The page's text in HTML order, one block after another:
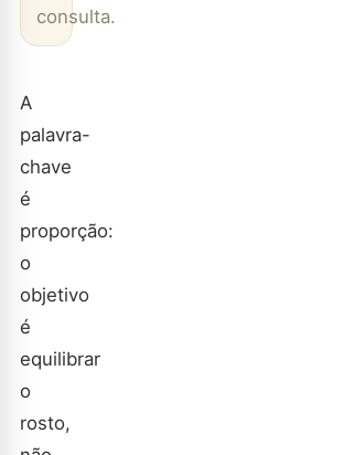
consulta.
A
palavra-
chave
é
proporção:
o
objetivo
é
equilibrar
o
rosto,